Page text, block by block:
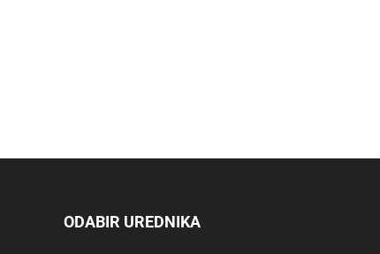
ODABIR UREDNIKA